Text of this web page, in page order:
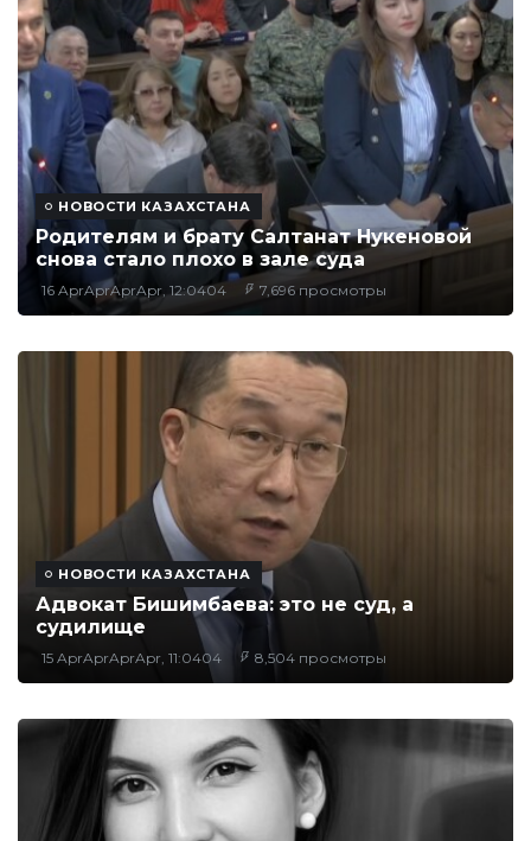
НОВОСТИ КАЗАХСТАНА
Родителям и брату Салтанат Нукеновой
снова стало плохо в зале суда
16 AprAprAprApr, 12:0404 7,696 просмотры
НОВОСТИ КАЗАХСТАНА
Адвокат Бишимбаева: это не суд, а
судилище
15 AprAprAprApr, 11:0404 8,504 просмотры